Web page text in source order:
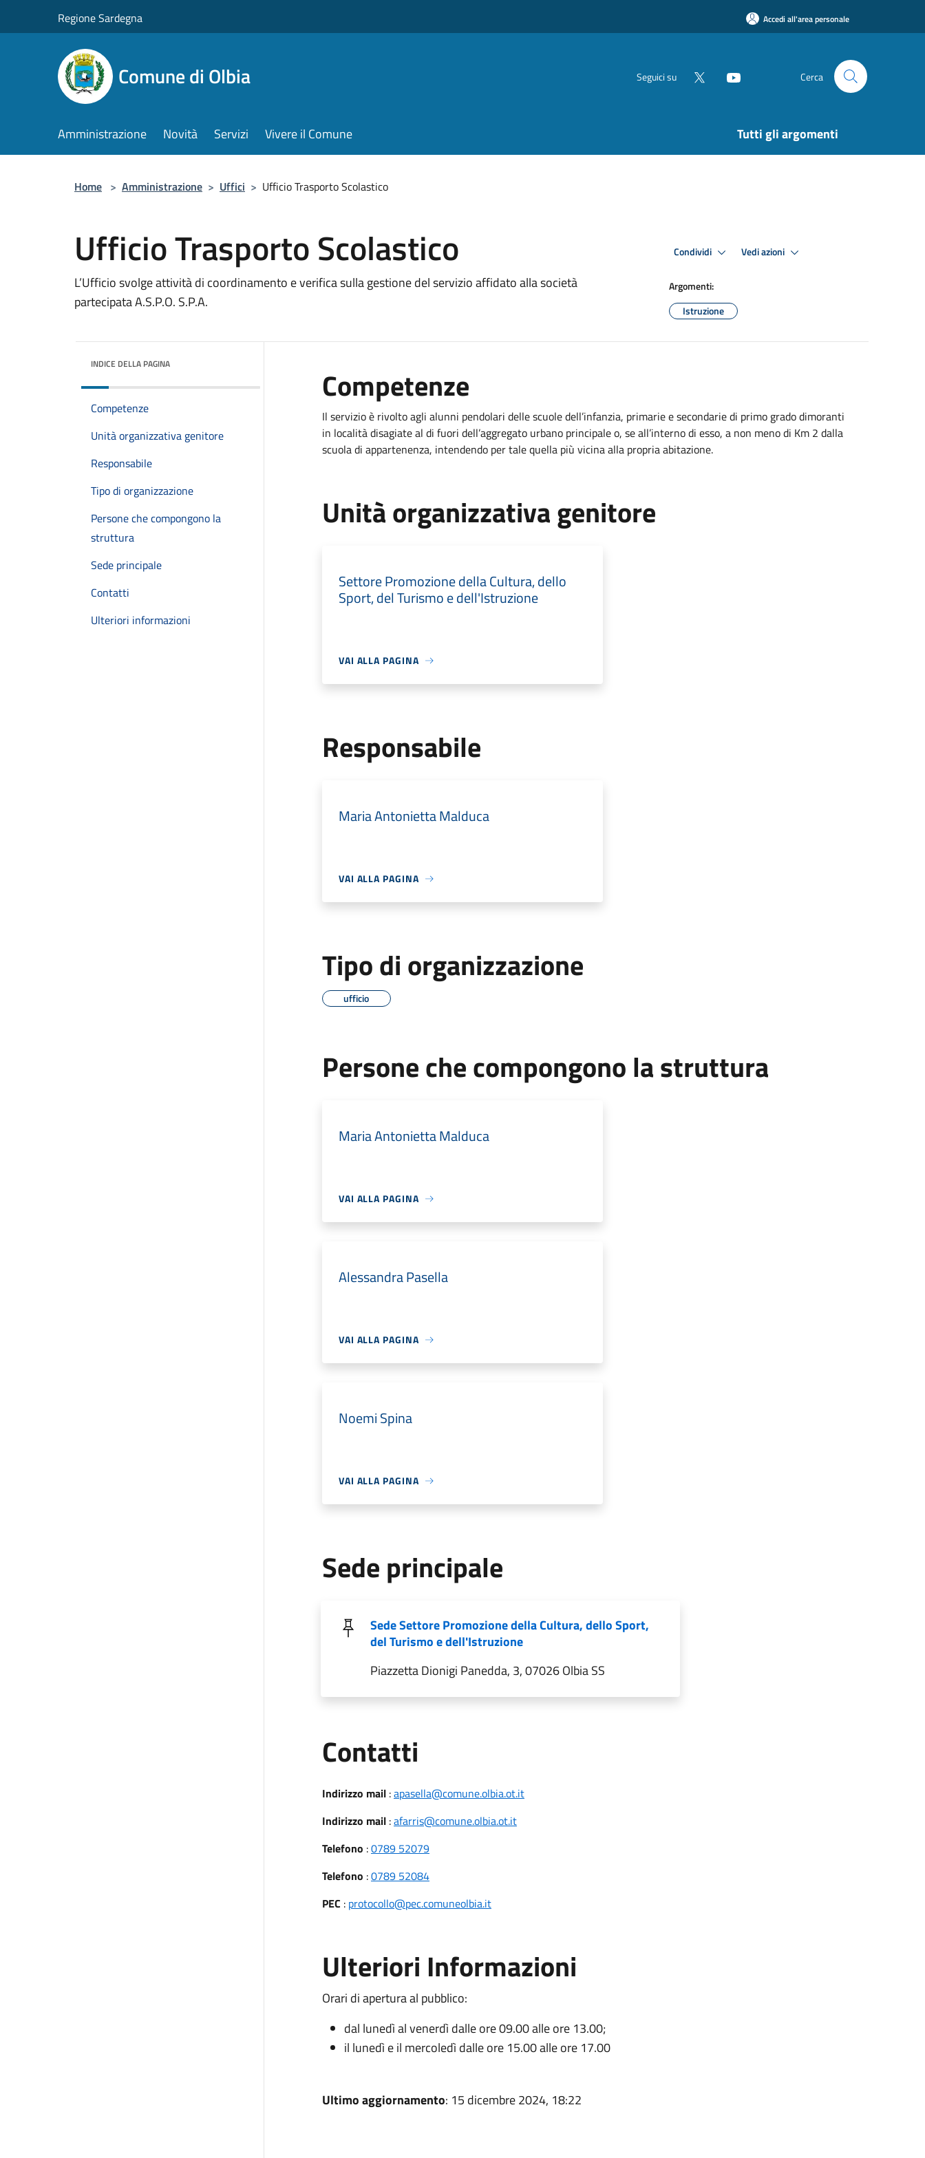
Regione Sardegna Accedi all'area personale
Comune di Olbia Seguici su Cerca
Amministrazione Novità Servizi Vivere il Comune Tutti gli argomenti
Home > Amministrazione > Uffici > Ufficio Trasporto Scolastico
Ufficio Trasporto Scolastico
L’Ufficio svolge attività di coordinamento e verifica sulla gestione del servizio affidato alla società
partecipata A.S.P.O. S.P.A.
Condividi Vedi azioni
Argomenti:
Istruzione
INDICE DELLA PAGINA
Competenze
Unità organizzativa genitore
Responsabile
Tipo di organizzazione
Persone che compongono la
struttura
Sede principale
Contatti
Ulteriori informazioni
Competenze
Il servizio è rivolto agli alunni pendolari delle scuole dell’infanzia, primarie e secondarie di primo grado dimoranti
in località disagiate al di fuori dell’aggregato urbano principale o, se all’interno di esso, a non meno di Km 2 dalla
scuola di appartenenza, intendendo per tale quella più vicina alla propria abitazione.
Unità organizzativa genitore
Settore Promozione della Cultura, dello
Sport, del Turismo e dell'Istruzione
VAI ALLA PAGINA
Responsabile
Maria Antonietta Malduca
VAI ALLA PAGINA
Tipo di organizzazione
ufficio
Persone che compongono la struttura
Maria Antonietta Malduca
VAI ALLA PAGINA
Alessandra Pasella
VAI ALLA PAGINA
Noemi Spina
VAI ALLA PAGINA
Sede principale
Sede Settore Promozione della Cultura, dello Sport,
del Turismo e dell'Istruzione
Piazzetta Dionigi Panedda, 3, 07026 Olbia SS
Contatti
Indirizzo mail:apasella@comune.olbia.ot.it
Indirizzo mail:afarris@comune.olbia.ot.it
Telefono :0789 52079
Telefono :0789 52084
PEC : protocollo@pec.comuneolbia.it
Ulteriori Informazioni
Orari di apertura al pubblico:
dal lunedì al venerdì dalle ore 09.00 alle ore 13.00;
il lunedì e il mercoledì dalle ore 15.00 alle ore 17.00
Ultimo aggiornamento: 15 dicembre 2024, 18:22